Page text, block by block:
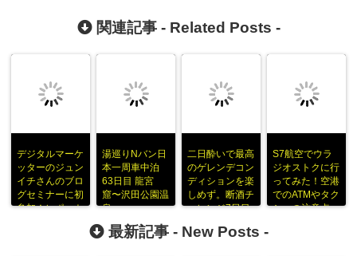
関連記事 - Related Posts -
デジタルマーケ
ッターのジュン
イチさんのブロ
グセミナーに初
参加！レポート
湯巡りNバン日
本一周車中泊
63日目 龍宮
窟〜沢田公園温
泉
二日酔いで最高
のゲレンデコン
ディションを楽
しめず。断酒チ
ャレンジ7日目
S7航空でウラ
ジオストクに行
ってみた！空港
でのATMやタク
シーの注意点
最新記事 - New Posts -